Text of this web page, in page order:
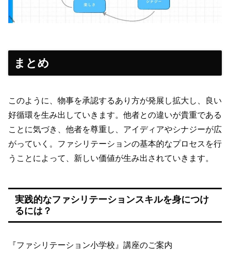
まとめ
このように、物事を承認するあり方が発展し拡大し、良い
好循環を生み出していきます。他者との違いが貴重である
ことに気づき、他者を尊重し、アイディアやシナジーが広
がっていく。ファシリテーションの基本的なプロセスを行
うことによって、新しい価値が生み出されていきます。
実践的なファシリテーションスキルを身につけ
るには？
『ファシリテーション小学校』講座のご案内